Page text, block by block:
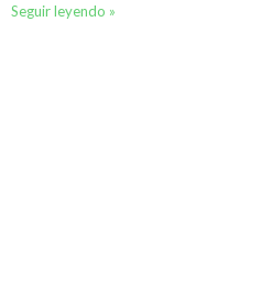
Seguir leyendo »